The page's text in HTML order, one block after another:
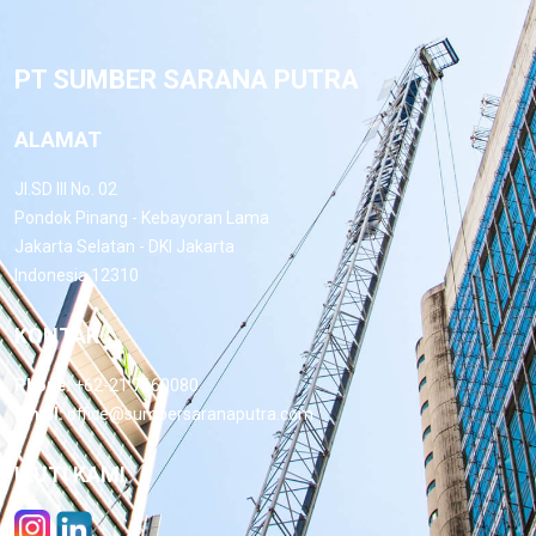
PT SUMBER SARANA PUTRA
ALAMAT
Jl.SD III No. 02
Pondok Pinang - Kebayoran Lama
Jakarta Selatan - DKI Jakarta
Indonesia 12310
KONTAK
Phone: +62-21 7660080
Email:office@sumbersaranaputra.com
IKUTI KAMI